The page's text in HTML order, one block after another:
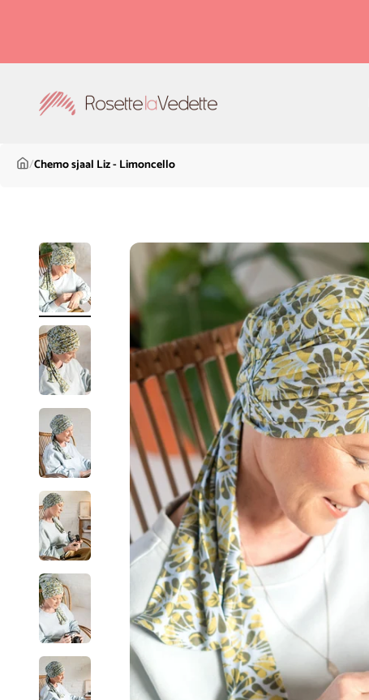
Rosette la Vedette
/Chemo sjaal Liz - Limoncello